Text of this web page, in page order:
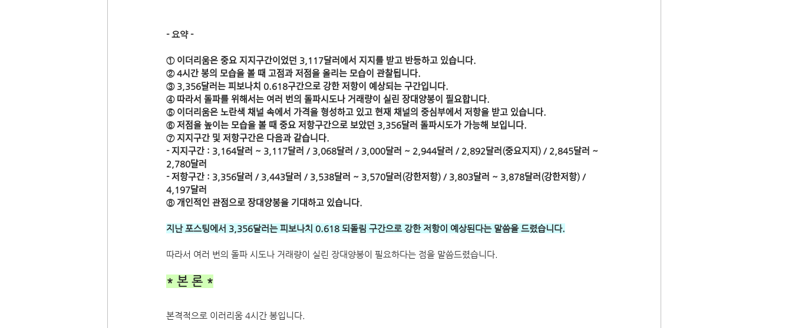
- 요약 -
① 이더리움은 중요 지지구간이었던 3,117달러에서 지지를 받고 반등하고 있습니다.
② 4시간 봉의 모습을 볼 때 고점과 저점을 올리는 모습이 관찰됩니다.
③ 3,356달러는 피보나치 0.618구간으로 강한 저항이 예상되는 구간입니다.
④ 따라서 돌파를 위해서는 여러 번의 돌파시도나 거래량이 실린 장대양봉이 필요합니다.
⑤ 이더리움은 노란색 채널 속에서 가격을 형성하고 있고 현재 채널의 중심부에서 저항을 받고 있습니다.
⑥ 저점을 높이는 모습을 볼 때 중요 저항구간으로 보았던 3,356달러 돌파시도가 가능해 보입니다.
⑦ 지지구간 및 저항구간은 다음과 같습니다.
- 지지구간 : 3,164달러 ~ 3,117달러 / 3,068달러 / 3,000달러 ~ 2,944달러 / 2,892달러(중요지지) / 2,845달러 ~
2,780달러
- 저항구간 : 3,356달러 / 3,443달러 / 3,538달러 ~ 3,570달러(강한저항) / 3,803달러 ~ 3,878달러(강한저항) /
4,197달러
⑧ 개인적인 관점으로 장대양봉을 기대하고 있습니다.
지난 포스팅에서 3,356달러는 피보나치 0.618 되돌림 구간으로 강한 저항이 예상된다는 말씀을 드렸습니다.
따라서 여러 번의 돌파 시도나 거래량이 실린 장대양봉이 필요하다는 점을 말씀드렸습니다.
* 본 론 *
본격적으로 이러리움 4시간 봉입니다.